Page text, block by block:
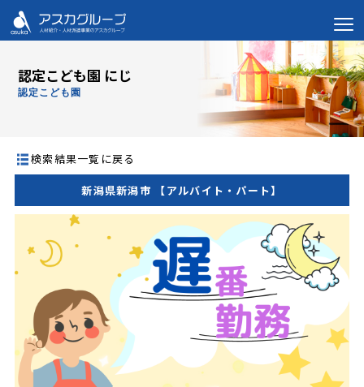
認定こども園 にじ
認定こども園
検索結果一覧に戻る
新潟県新潟市 【アルバイト・パート】